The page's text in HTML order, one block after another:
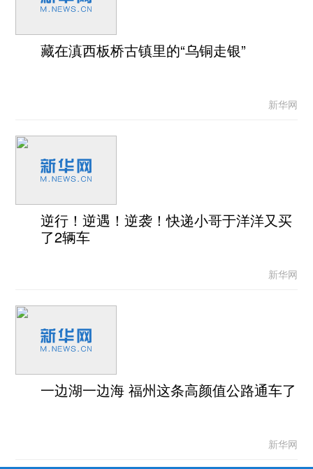
藏在滇西板桥古镇里的“乌铜走银”
新华网
逆行！逆遇！逆袭！快递小哥于洋洋又买
了2辆车
新华网
一边湖一边海 福州这条高颜值公路通车了
新华网